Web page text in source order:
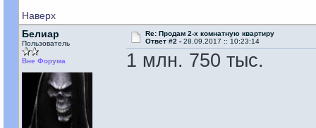
Наверх
Белиар
Пользователь
Вне Форума
Re: Продам 2-х комнатную квартиру
Ответ #2 - 28.09.2017 :: 10:23:14
1 млн. 750 тыс.